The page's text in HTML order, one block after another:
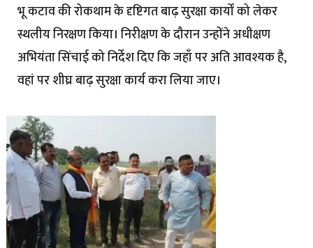
भू कटाव की रोकथाम के दृष्टिगत बाढ़ सुरक्षा कार्यों को लेकर
स्थलीय निरक्षण किया। निरीक्षण के दौरान उन्होंने अधीक्षण
अभियंता सिंचाई को निर्देश दिए कि जहाँ पर अति आवश्यक है,
वहां पर शीघ्र बाढ़ सुरक्षा कार्य करा लिया जाए।